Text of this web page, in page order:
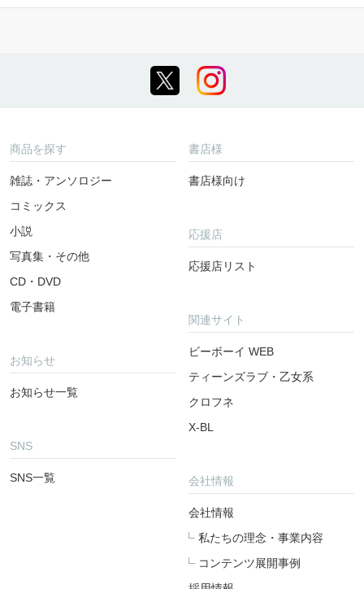
商品を探す
雑誌・アンソロジー
コミックス
小説
写真集・その他
CD・DVD
電子書籍
お知らせ
お知らせ一覧
SNS
SNS一覧
書店様
書店様向け
応援店
応援店リスト
関連サイト
ビーボーイ WEB
ティーンズラブ・乙女系
クロフネ
X-BL
会社情報
会社情報
私たちの理念・事業内容
コンテンツ展開事例